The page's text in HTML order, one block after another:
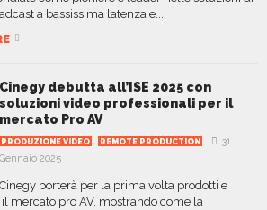
a bassissima latenza e...
Cinegy debutta all’ISE 2025 con
soluzioni video professionali per il
mercato Pro AV
PRODUZIONE VIDEO REMOTE PRODUCTION
31
Gennaio 2025
Cinegy porterà per la prima volta prodotti e
mercato pro AV, mostrando come la